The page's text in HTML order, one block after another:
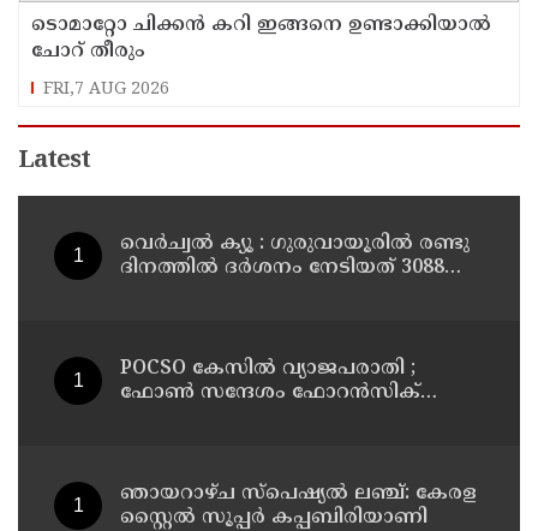
ടൊമാറ്റോ ചിക്കൻ കറി ഇങ്ങനെ ഉണ്ടാക്കിയാൽ
ചോറ് തീരും
FRI,7 AUG 2026
Latest
വെർച്വൽ ക്യൂ : ഗുരുവായൂരിൽ രണ്ടു
ദിനത്തിൽ ദർശനം നേടിയത് 3088
POCSO കേസിൽ വ്യാജപരാതി ;
ഫോൺ സന്ദേശം ഫോറൻസിക്
ഞായറാഴ്ച സ്പെഷ്യൽ ലഞ്ച്: കേരള
സ്റ്റൈൽ സൂപ്പർ കപ്പബിരിയാണി